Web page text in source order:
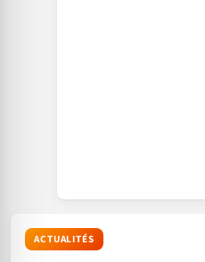
ACTUALITÉS